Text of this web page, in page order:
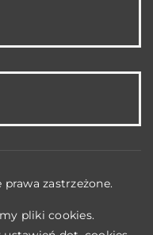
zastrzeżone.
pliki cookies.